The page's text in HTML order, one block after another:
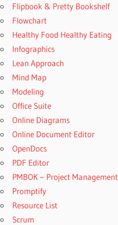
Flipbook & Pretty Bookshelf
Flowchart
Healthy Food Healthy Eating
Infographics
Lean Approach
Mind Map
Modeling
Office Suite
Online Diagrams
Online Document Editor
OpenDocs
PDF Editor
PMBOK – Project Management
Promptify
Resource List
Scrum